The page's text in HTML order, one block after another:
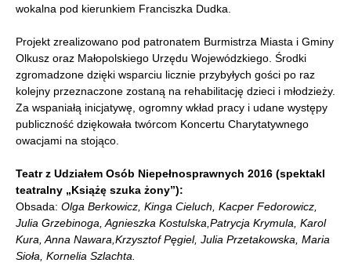
wokalna pod kierunkiem Franciszka Dudka.
Projekt zrealizowano pod patronatem Burmistrza Miasta i Gminy
Olkusz oraz Małopolskiego Urzędu Wojewódzkiego. Środki
zgromadzone dzięki wsparciu licznie przybyłych gości po raz
kolejny przeznaczone zostaną na rehabilitację dzieci i młodzieży.
Za wspaniałą inicjatywę, ogromny wkład pracy i udane występy
publiczność dziękowała twórcom Koncertu Charytatywnego
owacjami na stojąco.
Teatr z Udziałem Osób Niepełnosprawnych 2016 (spektakl
teatralny „Książę szuka żony”):
Obsada: Olga Berkowicz, Kinga Cieluch, Kacper Fedorowicz,
Julia Grzebinoga, Agnieszka Kostulska,Patrycja Krymula, Karol
Kura, Anna Nawara,Krzysztof Pęgiel, Julia Przetakowska, Maria
Sioła, Kornelia Szlachta.